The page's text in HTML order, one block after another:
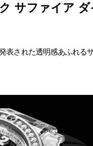
サファイア ダ
表された透明感あふれる